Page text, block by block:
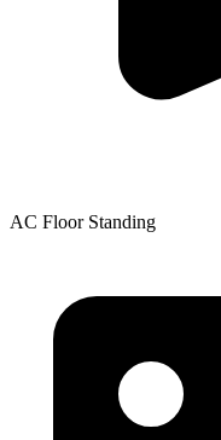
AC Floor Standing